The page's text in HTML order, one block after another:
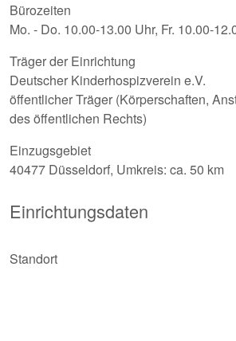
Bürozeiten
Mo. - Do. 10.00-13.00 Uhr, Fr. 10.00-
Träger der Einrichtung
Deutscher Kinderhospizverein e.V.
öffentlicher Träger (Körperschaften,
des öffentlichen Rechts)
Einzugsgebiet
40477 Düsseldorf, Umkreis: ca. 50 km
Einrichtungsdaten
Standort